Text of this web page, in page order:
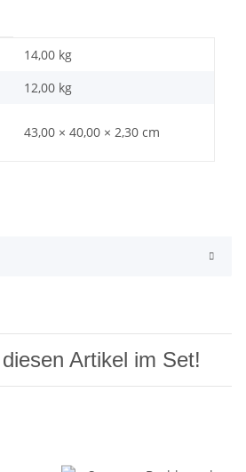
14,00 kg
12,00 kg
43,00 × 40,00 × 2,30 cm
Artikel im Set!